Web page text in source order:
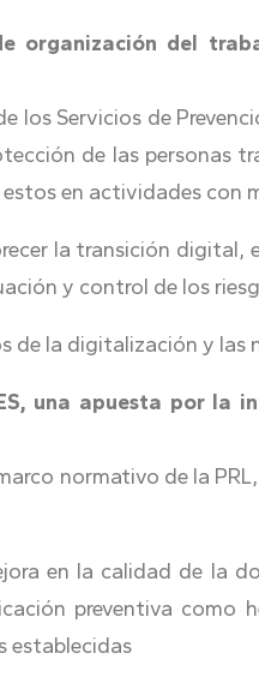
organización del
los Servicios de
de las personas
en actividades con
la transición
y control de los
de la digitalización y las
una apuesta por la
normativo de la
en la calidad de la
preventiva como
establecidas